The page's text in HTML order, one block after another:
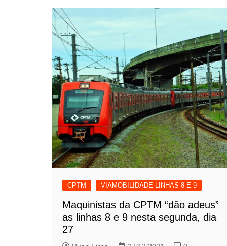
CPTM VIAMOBILIDADE LINHAS 8 E 9
Maquinistas da CPTM “dão adeus”
as linhas 8 e 9 nesta segunda, dia
27